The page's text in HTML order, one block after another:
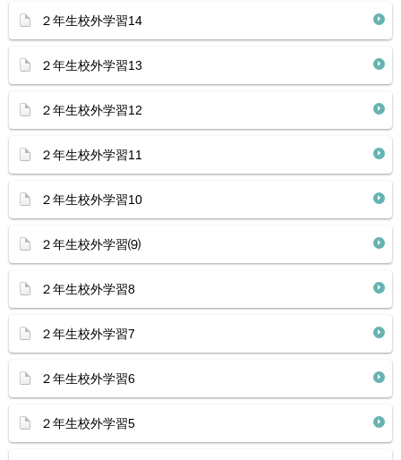
２年生校外学習14
２年生校外学習13
２年生校外学習12
２年生校外学習11
２年生校外学習10
２年生校外学習⑼
２年生校外学習8
２年生校外学習7
２年生校外学習6
２年生校外学習5